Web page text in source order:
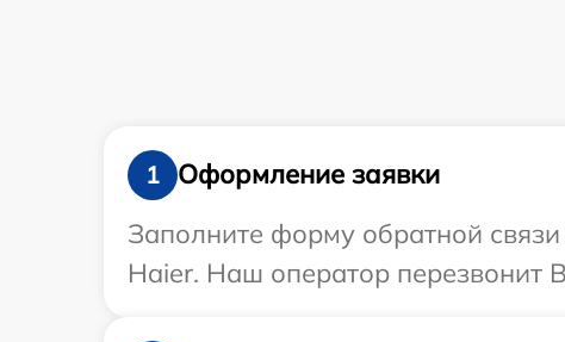
1
Оформление заявки
Заполните форму обратной
Haier. Наш оператор перезвонит